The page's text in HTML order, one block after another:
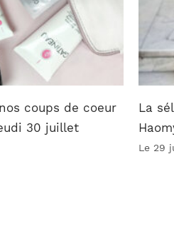
coups de coeur
30 juillet
La
Le 29